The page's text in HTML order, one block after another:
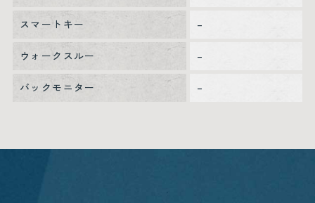
スマートキー –
ウォークスルー –
バックモニター –